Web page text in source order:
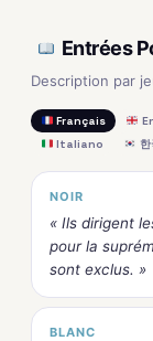
Entrées
Description par
Français
Italiano
NOIR
« Ils dirigent
pour la
sont exclus. »
BLANC